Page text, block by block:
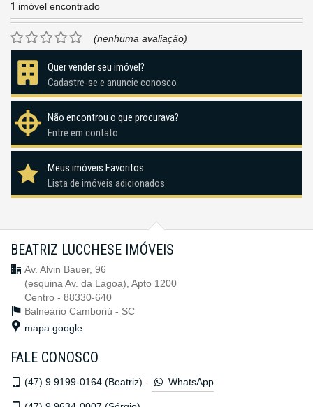
1 imóvel encontrado
(nenhuma avaliação)
Quer vender seu imóvel?
Cadastre-se e anuncie conosco
Não encontrou o que procurava?
Entre em contato
Meus imóveis Favoritos
Lista de imóveis adicionados
BEATRIZ LUCCHESE IMÓVEIS
Av. Alvin Bauer, 96
(esquina Av. da Lagoa), Apto 1200
Centro - 88330-640
Balneário Camboriú - SC
mapa google
FALE CONOSCO
(47) 9.9199-0164 (Beatriz) - WhatsApp